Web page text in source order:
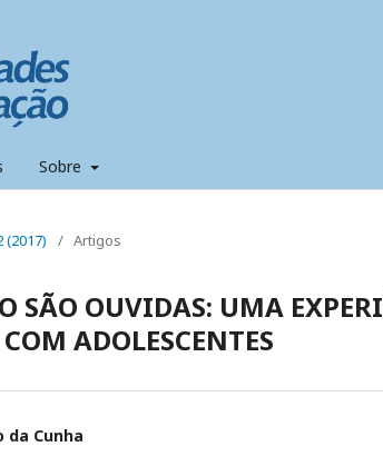
Sobre
(2017) / Artigos
SÃO OUVIDAS: UMA
ADOLESCENTES
da Cunha